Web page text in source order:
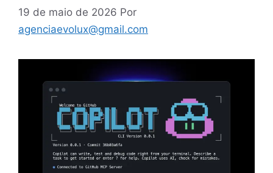
19 de maio de 2026 Por
agenciaevolux@gmail.com